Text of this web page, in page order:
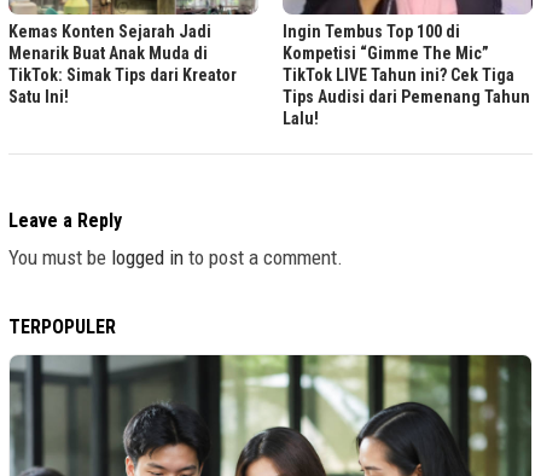
Kemas Konten Sejarah Jadi
Menarik Buat Anak Muda di
TikTok: Simak Tips dari Kreator
Satu Ini!
Ingin Tembus Top 100 di
Kompetisi “Gimme The Mic”
TikTok LIVE Tahun ini? Cek Tiga
Tips Audisi dari Pemenang Tahun
Lalu!
Leave a Reply
You must be logged in to post a comment.
TERPOPULER